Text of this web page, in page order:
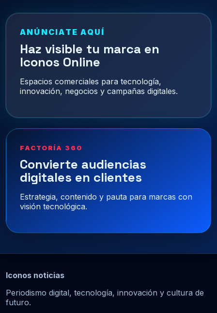
ANÚNCIATE AQUÍ
Haz visible tu marca en
Iconos Online
Espacios comerciales para tecnología,
innovación, negocios y campañas digitales.
FACTORÍA 360
Convierte audiencias
digitales en clientes
Estrategia, contenido y pauta para marcas con
visión tecnológica.
Iconos noticias
Periodismo digital, tecnología, innovación y cultura de
futuro.